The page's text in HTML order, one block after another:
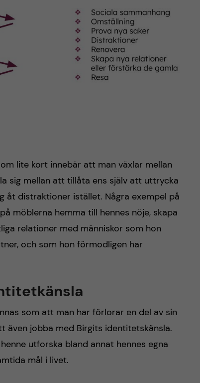
lite kort innebär att man växlar mellan
sig mellan att tillåta ens själv att uttrycka
åt distraktioner istället. Några exempel på
möblerna hemma till hennes nöje, skapa
relationer med människor som hon
och som hon förmodligen har
som att man har förlorar en del av sin
jobba med Birgits identitetskänsla.
utforska bland annat hennes egna
mål i livet.